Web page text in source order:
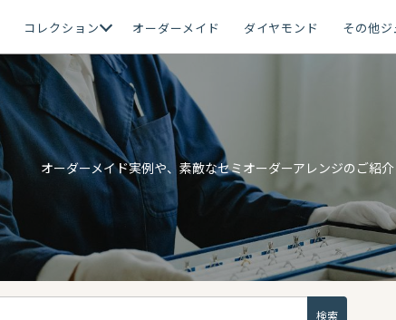
コレクション オーダーメイド ダイヤモンド その他
オーダーメイド実例や、素敵なセミオーダーアレンジのご紹介